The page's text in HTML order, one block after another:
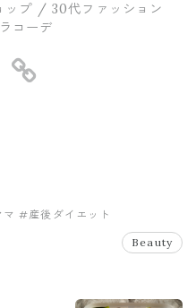
プ / 30代ファッション
コーデ
https://
#産後ダイエット
Beauty